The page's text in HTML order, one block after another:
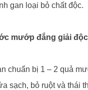
gan loại bỏ chất độc.
mướp đắng giải
chuẩn bị 1 – 2 quả
sạch, bỏ ruột và thái